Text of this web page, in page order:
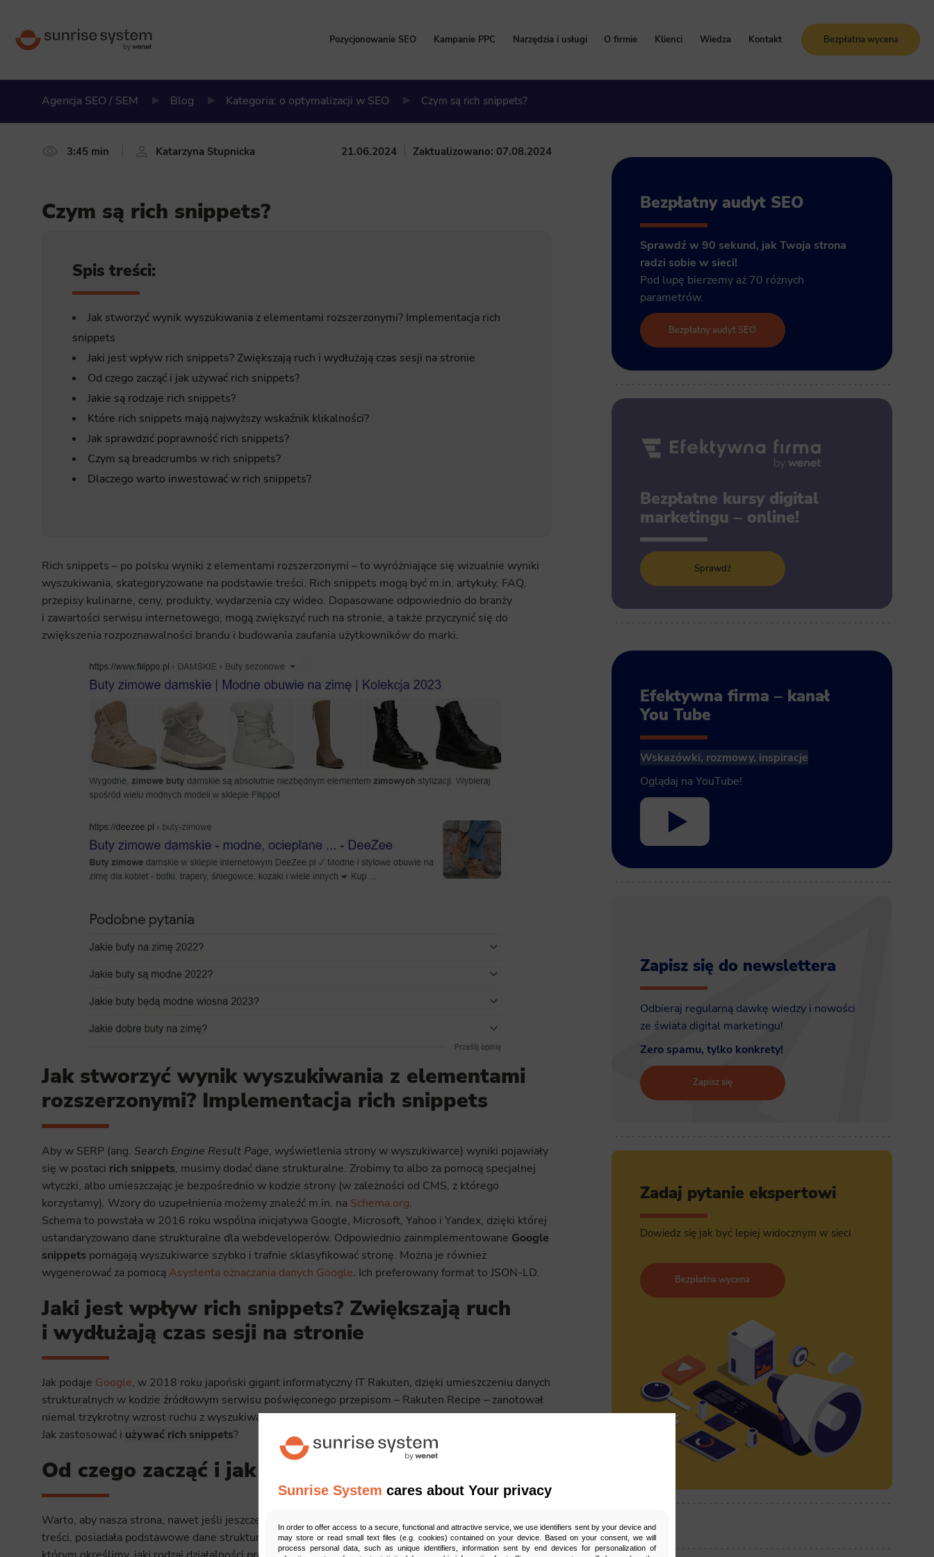
Sunrise System cares about Your privacy
In order to offer access to a secure, functional and attractive service, we use identifiers sent by your device and
may store or read small text files (e.g. cookies) contained on your device. Based on your consent, we will
process personal data, such as unique identifiers, information sent by end devices for personalization of
Pozycjonowanie SEO Kampanie PPC Narzędzia i usługi O firmie
Nagrody i certyfikaty
Klienci Wiedza Kontakt Bezpłatna wycena
Agencja SEO / SEM Blog Kategoria: o optymalizacji w SEO Czym są rich snippets?
3:45 min Katarzyna Stupnicka 21.06.2024 Zaktualizowano: 07.08.2024
Czym są rich snippets?
Spis treści:
Jak stworzyć wynik wyszukiwania z elementami rozszerzonymi? Implementacja rich
snippets
Jaki jest wpływ rich snippets? Zwiększają ruch i wydłużają czas sesji na stronie
Od czego zacząć i jak używać rich snippets?
Jakie są rodzaje rich snippets?
Które rich snippets mają najwyższy wskaźnik klikalności?
Jak sprawdzić poprawność rich snippets?
Czym są breadcrumbs w rich snippets?
Dlaczego warto inwestować w rich snippets?
Rich snippets – po polsku wyniki z elementami rozszerzonymi – to wyróżniające się wizualnie wyniki
wyszukiwania, skategoryzowane na podstawie treści. Rich snippets mogą być m.in. artykuły, FAQ,
przepisy kulinarne, ceny, produkty, wydarzenia czy wideo. Dopasowane odpowiednio do branży
i zawartości serwisu internetowego, mogą zwiększyć ruch na stronie, a także przyczynić się do
zwiększenia rozpoznawalności brandu i budowania zaufania użytkowników do marki.
Jak stworzyć wynik wyszukiwania z elementami
rozszerzonymi? Implementacja rich snippets
Aby w SERP (ang. Search Engine Result Page, wyświetlenia strony w wyszukiwarce) wyniki pojawiały
się w postaci rich snippets, musimy dodać dane strukturalne. Zrobimy to albo za pomocą specjalnej
wtyczki, albo umieszczając je bezpośrednio w kodzie strony (w zależności od CMS, z którego
korzystamy). Wzory do uzupełnienia możemy znaleźć m.in. na Schema.org.
Schema to powstała w 2016 roku wspólna inicjatywa Google, Microsoft, Yahoo i Yandex, dzięki której
ustandaryzowano dane strukturalne dla webdeveloperów. Odpowiednio zainmplementowane Google
snippets pomagają wyszukiwarce szybko i trafnie sklasyfikować stronę. Można je również
wygenerować za pomocą Asystenta oznaczania danych Google. Ich preferowany format to JSON-LD.
Jaki jest wpływ rich snippets? Zwiększają ruch
i wydłużają czas sesji na stronie
Jak podaje Google, w 2018 roku japoński gigant informatyczny IT Rakuten, dzięki umieszczeniu danych
strukturalnych w kodzie źródłowym serwisu poświęconego przepisom – Rakuten Recipe – zanotował
niemal trzykrotny wzrost ruchu z wyszukiwarek. Użytkownicy spędzali na nim 1,5 razy więcej czasu.
Jak zastosować i używać rich snippets?
Od czego zacząć i jak używać rich snippets?
Warto, aby nasza strona, nawet jeśli jeszcze pracujemy nad rozbudowaną strategią rich snippets dla
treści, posiadała podstawowe dane strukturalne. Do tego posłużąOrganization Snippets, dzięki
Bezpłatny audyt SEO
Sprawdź w 90 sekund, jak Twoja strona
radzi sobie w sieci!
Pod lupę bierzemy aż 70 różnych
parametrów.
Bezpłatny audyt SEO
Bezpłatne kursy digital
marketingu – online!
Sprawdź
Efektywna firma – kanał
You Tube
Wskazówki, rozmowy, inspiracje
Oglądaj na YouTube!
Zapisz się do newslettera
Odbieraj regularną dawkę wiedzy i nowości
ze świata digital marketingu!
Zero spamu, tylko konkrety!
Zapisz się
Zadaj pytanie ekspertowi
Dowiedz się jak być lepiej widocznym w sieci
Bezpłatna wycena
Udostępnij: